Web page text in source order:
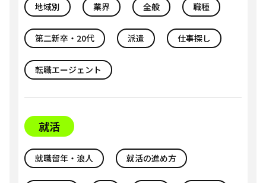
地域別 業界 全般 職種
第二新卒・20代 派遣 仕事探し
転職エージェント
就活
就職留年・浪人 就活の進め方